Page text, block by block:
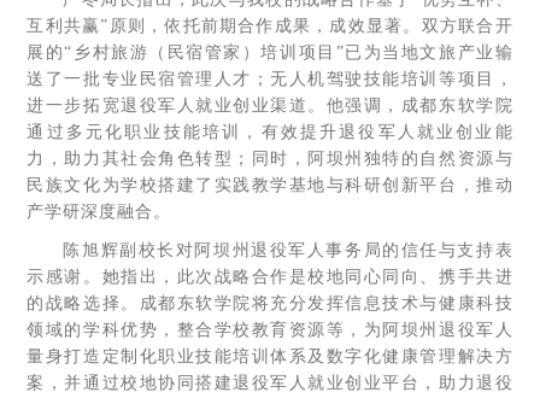
互利共赢”原则，依托前期合作成果，成效显著。双方联合开
展的“乡村旅游（民宿管家）培训项目”已为当地文旅产业输
送了一批专业民宿管理人才；无人机驾驶技能培训等项目，
进一步拓宽退役军人就业创业渠道。他强调，成都东软学院
通过多元化职业技能培训，有效提升退役军人就业创业能
力，助力其社会角色转型；同时，阿坝州独特的自然资源与
民族文化为学校搭建了实践教学基地与科研创新平台，推动
产学研深度融合。
陈旭辉副校长对阿坝州退役军人事务局的信任与支持表
示感谢。她指出，此次战略合作是校地同心同向、携手共进
的战略选择。成都东软学院将充分发挥信息技术与健康科技
领域的学科优势，整合学校教育资源等，为阿坝州退役军人
量身打造定制化职业技能培训体系及数字化健康管理解决方
案，并通过校地协同搭建退役军人就业创业平台，助力退役